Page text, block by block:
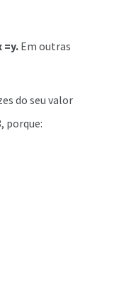
=y. Em outras
do seu valor
porque: